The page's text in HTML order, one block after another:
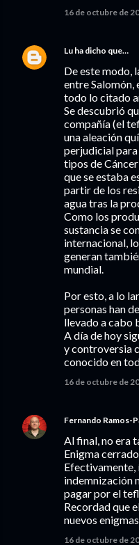
16 de octubre de
Lu ha dicho que…
De este modo,
entre Salomón,
todo lo citado
Se descubrió
compañía (el
una aleación
perjudicial
tipos de
que se estaba
partir de los
agua tras la
Como los
sustancia se
internacional,
generan
mundial.
Por esto, a lo
personas han
llevado a cabo
A día de hoy
y controversia
conocido en
16 de octubre de
Fernando Ramos-
Al final, no era
Enigma
Efectivamente,
indemnización
pagar por el
Recordad que
nuevos
16 de octubre de